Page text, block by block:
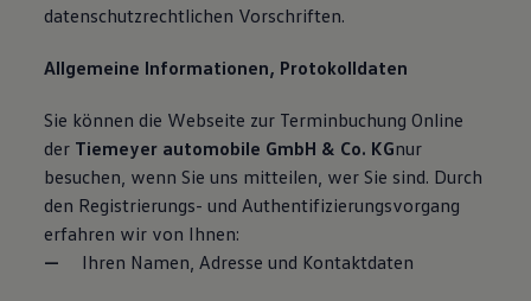
datenschutzrechtlichen Vorschriften.
Allgemeine Informationen, Protokolldaten
Sie können die Webseite zur Terminbuchung Online
der Tiemeyer automobile GmbH & Co. KGnur
besuchen, wenn Sie uns mitteilen, wer Sie sind. Durch
den Registrierungs- und Authentifizierungsvorgang
erfahren wir von Ihnen:
Ihren Namen, Adresse und Kontaktdaten